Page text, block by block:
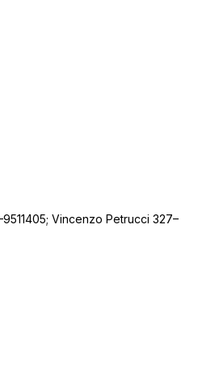
Vincenzo Petrucci 327–